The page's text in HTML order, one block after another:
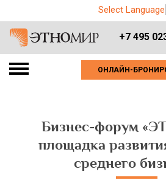
Select Language
+7 495
ОНЛАЙН-
Бизнес-форум
площадка
среднего